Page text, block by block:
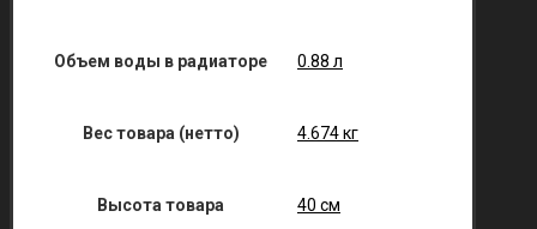
Объем воды в радиаторе 0.88 л
Вес товара (нетто) 4.674 кг
Высота товара 40 см